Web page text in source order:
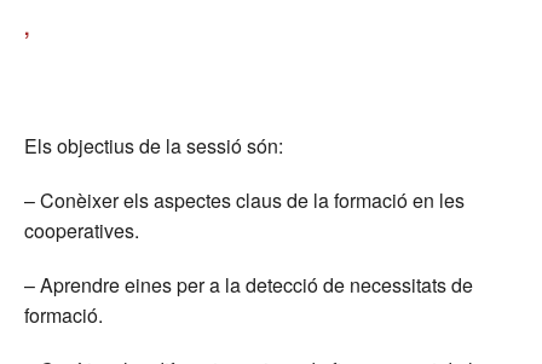
,
Els objectius de la sessió són:
– Conèixer els aspectes claus de la formació en les
cooperatives.
– Aprendre eines per a la detecció de necessitats de
formació.